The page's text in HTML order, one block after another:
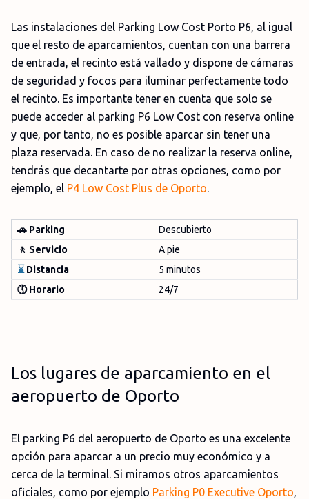
Las instalaciones del Parking Low Cost Porto P6, al igual
que el resto de aparcamientos, cuentan con una barrera
de entrada, el recinto está vallado y dispone de cámaras
de seguridad y focos para iluminar perfectamente todo
el recinto. Es importante tener en cuenta que solo se
puede acceder al parking P6 Low Cost con reserva online
y que, por tanto, no es posible aparcar sin tener una
plaza reservada. En caso de no realizar la reserva online,
tendrás que decantarte por otras opciones, como por
ejemplo, el P4 Low Cost Plus de Oporto.
🚗 Parking
Descubierto
🚶 Servicio
A pie
⌛ Distancia
5 minutos
🕔 Horario
24/7
Los lugares de aparcamiento en el
aeropuerto de Oporto
El parking P6 del aeropuerto de Oporto es una excelente
opción para aparcar a un precio muy económico y a
cerca de la terminal. Si miramos otros aparcamientos
oficiales, como por ejemplo Parking P0 Executive Oporto,